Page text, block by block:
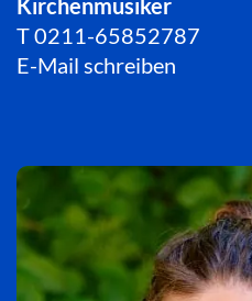
Kirchenmusiker
T0211-65852787
E-Mail schreiben